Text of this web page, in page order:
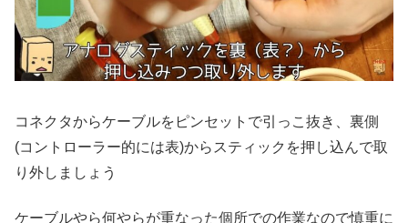
コネクタからケーブルをピンセットで引っこ抜き、裏側
(コントローラー的には表)からスティックを押し込んで取
り外しましょう
ケーブルやら何やらが重なった個所での作業なので慎重に